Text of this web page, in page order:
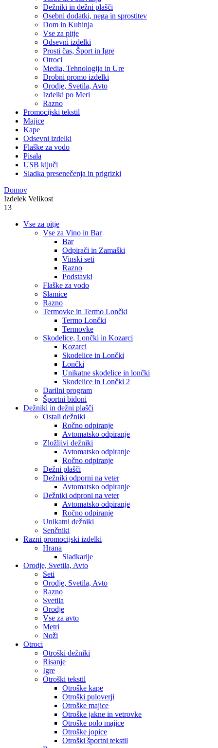
Dežniki in dežni plašči
Osebni dodatki, nega in sprostitev
Dom in Kuhinja
Vse za pitje
Odsevni izdelki
Prosti čas, Šport in Igre
Otroci
Media, Tehnologija in Ure
Drobni promo izdelki
Orodje, Svetila, Avto
Izdelki po Meri
Razno
Promocijski tekstil
Majice
Kape
Odsevni izdelki
Flaške za vodo
Pisala
USB ključi
Sladka presenečenja in prigrizki
Domov
Izdelek Velikost
13
Vse za pitje
Vse za Vino in Bar
Bar
Odpirači in Zamaški
Vinski seti
Razno
Podstavki
Flaške za vodo
Slamice
Razno
Termovke in Termo Lončki
Termo Lončki
Termovke
Skodelice, Lončki in Kozarci
Kozarci
Skodelice in Lončki
Lončki
Unikatne skodelice in lončki
Skodelice in Lončki 2
Darilni program
Športni bidoni
Dežniki in dežni plašči
Ostali dežniki
Ročno odpiranje
Avtomatsko odpiranje
Zložljivi dežniki
Avtomatsko odpiranje
Ročno odpiranje
Dežni plašči
Dežniki odporni na veter
Avtomatsko odpiranje
Dežniki odproni na veter
Avtomatsko odpiranje
Ročno odpiranje
Unikatni dežniki
Senčniki
Razni promocijski izdelki
Hrana
Sladkarije
Orodje, Svetila, Avto
Seti
Orodje, Svetila, Avto
Razno
Svetila
Orodje
Vse za avto
Metri
Noži
Otroci
Otroški dežniki
Risanje
Igre
Otroški tekstil
Otroške kape
Otroški puloverji
Otroške majice
Otroške jakne in vetrovke
Otroške polo majice
Otroške jopice
Otroški športni tekstil